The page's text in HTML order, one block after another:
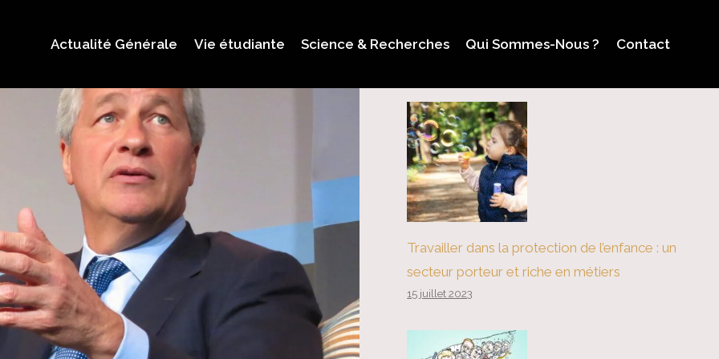
Actualité Générale Vie étudiante Science & Recherches Qui Sommes-Nous ? Contact
Travailler dans la protection de l’enfance : un
secteur porteur et riche en métiers
15 juillet 2023